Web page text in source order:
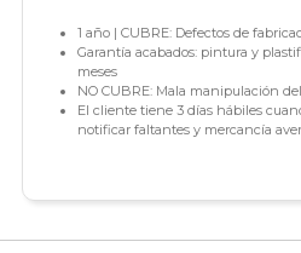
1 año | CUBRE: Defectos de
Garantía acabados: pintura y
meses
NO CUBRE: Mala manipulación
El cliente tiene 3 días hábiles
notificar faltantes y mercancía